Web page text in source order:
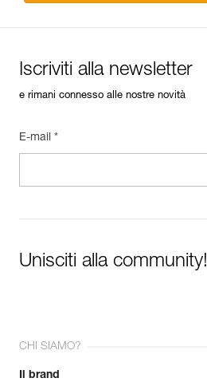
Iscriviti alla newsletter
e rimani connesso alle nostre novità
E-mail *
Unisciti alla community!
CHI SIAMO?
Il brand